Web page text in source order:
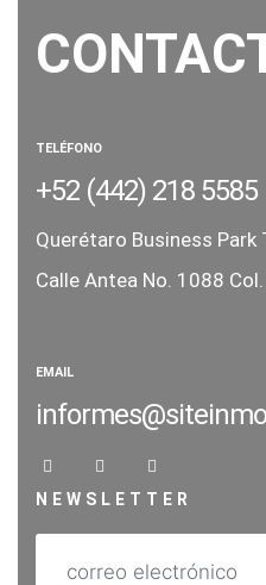
TELÉFONO
+52 (442) 218 5585
Querétaro Business Park
Calle Antea No. 1088
EMAIL
NEWSLETTER